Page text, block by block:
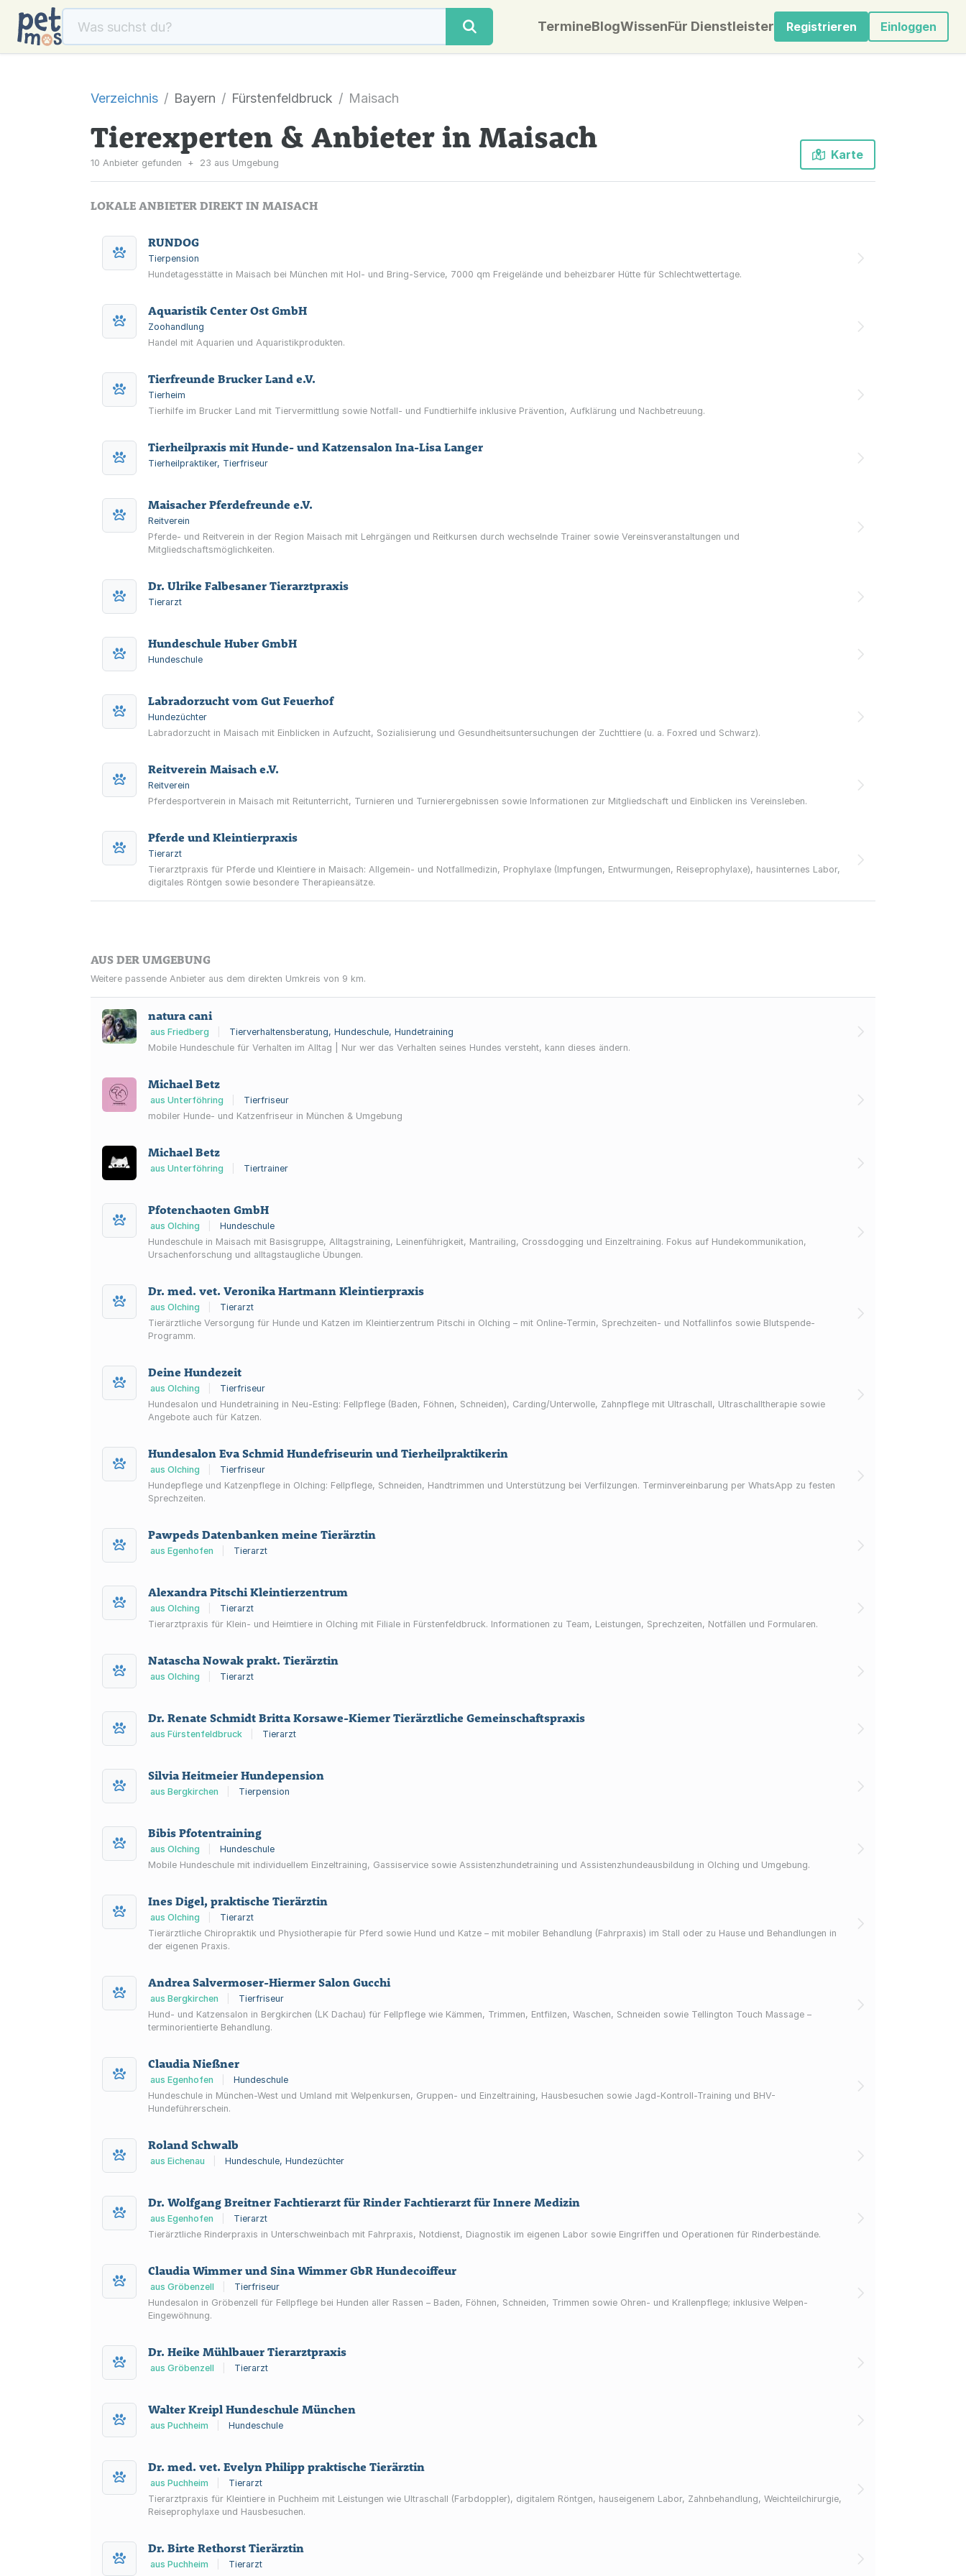
TermineBlogWissenFür Dienstleister Registrieren Einloggen
Verzeichnis Bayern Fürstenfeldbruck Maisach
Tierexperten & Anbieter in Maisach
10 Anbieter gefunden + 23 aus Umgebung
Karte
LOKALE ANBIETER DIREKT IN MAISACH
RUNDOG
Tierpension
Hundetagesstätte in Maisach bei München mit Hol- und Bring-Service, 7000 qm Freigelände und beheizbarer Hütte für Schlechtwettertage.
Aquaristik Center Ost GmbH
Zoohandlung
Handel mit Aquarien und Aquaristikprodukten.
Tierfreunde Brucker Land e.V.
Tierheim
Tierhilfe im Brucker Land mit Tiervermittlung sowie Notfall- und Fundtierhilfe inklusive Prävention, Aufklärung und Nachbetreuung.
Tierheilpraxis mit Hunde- und Katzensalon Ina-Lisa Langer
Tierheilpraktiker, Tierfriseur
Maisacher Pferdefreunde e.V.
Reitverein
Pferde- und Reitverein in der Region Maisach mit Lehrgängen und Reitkursen durch wechselnde Trainer sowie Vereinsveranstaltungen und
Mitgliedschaftsmöglichkeiten.
Dr. Ulrike Falbesaner Tierarztpraxis
Tierarzt
Hundeschule Huber GmbH
Hundeschule
Labradorzucht vom Gut Feuerhof
Hundezüchter
Labradorzucht in Maisach mit Einblicken in Aufzucht, Sozialisierung und Gesundheitsuntersuchungen der Zuchttiere (u. a. Foxred und Schwarz).
Reitverein Maisach e.V.
Reitverein
Pferdesportverein in Maisach mit Reitunterricht, Turnieren und Turnierergebnissen sowie Informationen zur Mitgliedschaft und Einblicken ins Vereinsleben.
Pferde und Kleintierpraxis
Tierarzt
Tierarztpraxis für Pferde und Kleintiere in Maisach: Allgemein- und Notfallmedizin, Prophylaxe (Impfungen, Entwurmungen, Reiseprophylaxe), hausinternes Labor,
digitales Röntgen sowie besondere Therapieansätze.
AUS DER UMGEBUNG
Weitere passende Anbieter aus dem direkten Umkreis von 9 km.
natura cani
aus Friedberg
Tierverhaltensberatung, Hundeschule, Hundetraining
Mobile Hundeschule für Verhalten im Alltag | Nur wer das Verhalten seines Hundes versteht, kann dieses ändern.
Michael Betz
aus Unterföhring
Tierfriseur
mobiler Hunde- und Katzenfriseur in München & Umgebung
Michael Betz
aus Unterföhring Tiertrainer
Pfotenchaoten GmbH
aus Olching
Hundeschule
Hundeschule in Maisach mit Basisgruppe, Alltagstraining, Leinenführigkeit, Mantrailing, Crossdogging und Einzeltraining. Fokus auf Hundekommunikation,
Ursachenforschung und alltagstaugliche Übungen.
Dr. med. vet. Veronika Hartmann Kleintierpraxis
aus Olching
Tierarzt
Tierärztliche Versorgung für Hunde und Katzen im Kleintierzentrum Pitschi in Olching – mit Online-Termin, Sprechzeiten- und Notfallinfos sowie Blutspende-
Programm.
Deine Hundezeit
aus Olching
Tierfriseur
Hundesalon und Hundetraining in Neu-Esting: Fellpflege (Baden, Föhnen, Schneiden), Carding/Unterwolle, Zahnpflege mit Ultraschall, Ultraschalltherapie sowie
Angebote auch für Katzen.
Hundesalon Eva Schmid Hundefriseurin und Tierheilpraktikerin
aus Olching
Tierfriseur
Hundepflege und Katzenpflege in Olching: Fellpflege, Schneiden, Handtrimmen und Unterstützung bei Verfilzungen. Terminvereinbarung per WhatsApp zu festen
Sprechzeiten.
Pawpeds Datenbanken meine Tierärztin
aus Egenhofen Tierarzt
Alexandra Pitschi Kleintierzentrum
aus Olching
Tierarzt
Tierarztpraxis für Klein- und Heimtiere in Olching mit Filiale in Fürstenfeldbruck. Informationen zu Team, Leistungen, Sprechzeiten, Notfällen und Formularen.
Natascha Nowak prakt. Tierärztin
aus Olching Tierarzt
Dr. Renate Schmidt Britta Korsawe-Kiemer Tierärztliche Gemeinschaftspraxis
aus Fürstenfeldbruck Tierarzt
Silvia Heitmeier Hundepension
aus Bergkirchen Tierpension
Bibis Pfotentraining
aus Olching
Hundeschule
Mobile Hundeschule mit individuellem Einzeltraining, Gassiservice sowie Assistenzhundetraining und Assistenzhundeausbildung in Olching und Umgebung.
Ines Digel, praktische Tierärztin
aus Olching
Tierarzt
Tierärztliche Chiropraktik und Physiotherapie für Pferd sowie Hund und Katze – mit mobiler Behandlung (Fahrpraxis) im Stall oder zu Hause und Behandlungen in
der eigenen Praxis.
Andrea Salvermoser-Hiermer Salon Gucchi
aus Bergkirchen
Tierfriseur
Hund- und Katzensalon in Bergkirchen (LK Dachau) für Fellpflege wie Kämmen, Trimmen, Entfilzen, Waschen, Schneiden sowie Tellington Touch Massage –
terminorientierte Behandlung.
Claudia Nießner
aus Egenhofen
Hundeschule
Hundeschule in München-West und Umland mit Welpenkursen, Gruppen- und Einzeltraining, Hausbesuchen sowie Jagd-Kontroll-Training und BHV-
Hundeführerschein.
Roland Schwalb
aus Eichenau Hundeschule, Hundezüchter
Dr. Wolfgang Breitner Fachtierarzt für Rinder Fachtierarzt für Innere Medizin
aus Egenhofen
Tierarzt
Tierärztliche Rinderpraxis in Unterschweinbach mit Fahrpraxis, Notdienst, Diagnostik im eigenen Labor sowie Eingriffen und Operationen für Rinderbestände.
Claudia Wimmer und Sina Wimmer GbR Hundecoiffeur
aus Gröbenzell
Tierfriseur
Hundesalon in Gröbenzell für Fellpflege bei Hunden aller Rassen – Baden, Föhnen, Schneiden, Trimmen sowie Ohren- und Krallenpflege; inklusive Welpen-
Eingewöhnung.
Dr. Heike Mühlbauer Tierarztpraxis
aus Gröbenzell Tierarzt
Walter Kreipl Hundeschule München
aus Puchheim Hundeschule
Dr. med. vet. Evelyn Philipp praktische Tierärztin
aus Puchheim
Tierarzt
Tierarztpraxis für Kleintiere in Puchheim mit Leistungen wie Ultraschall (Farbdoppler), digitalem Röntgen, hauseigenem Labor, Zahnbehandlung, Weichteilchirurgie,
Reiseprophylaxe und Hausbesuchen.
Dr. Birte Rethorst Tierärztin
aus Puchheim Tierarzt